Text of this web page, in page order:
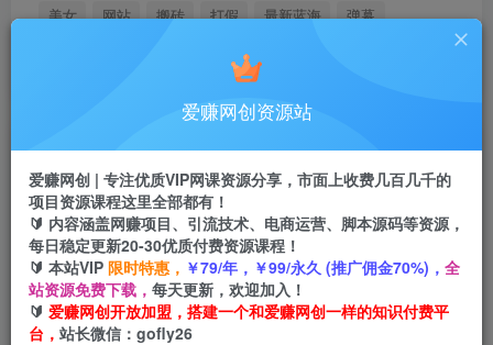
美女
网站 搬砖 打假 最新蓝海
弹幕
文章 用户
搜索[引流]，共找到4009个文章
小红书图文量化获客实战课：单人二
十台设备矩阵搭建，标准化流程高效
批量引流获客
付费资源 云币9.9 会员免费
爱赚网创资源站
爱赚网创 | 专注优质VIP网课资源分享，市面上收费几百几千的
项目资源课程这里全部都有！
🔰 内容涵盖网赚项目、引流技术、电商运营、脚本源码等资源，
每日稳定更新20-30优质付费资源课程！
🔰 本站VIP 限时特惠， ￥79/年，￥99/永久 (推广佣金70%)， 全
站资源免费下载， 每天更新，欢迎加入！
🔰 爱赚网创开放加盟，搭建一个和爱赚网创一样的知识付费平
台， 站长微信：gofly26